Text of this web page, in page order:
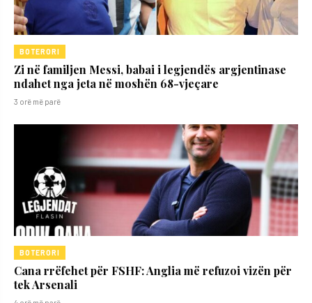
BOTERORI
Zi në familjen Messi, babai i legjendës argjentinase
ndahet nga jeta në moshën 68-vjeçare
3 orë më parë
BOTERORI
Cana rrëfehet për FSHF: Anglia më refuzoi vizën për
tek Arsenali